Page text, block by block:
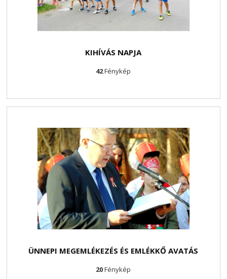
KIHÍVÁS NAPJA
42Fénykép
ÜNNEPI MEGEMLÉKEZÉS ÉS EMLÉKKŐ AVATÁS
20Fénykép